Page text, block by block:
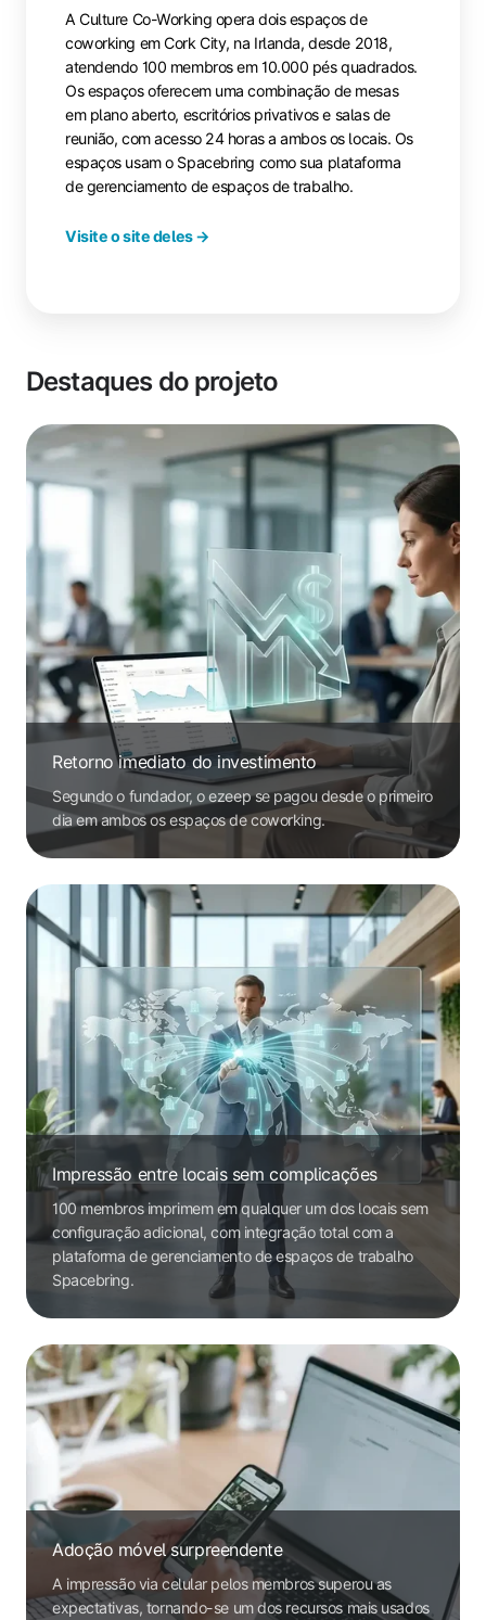
A Culture Co-Working opera dois espaços de
coworking em Cork City, na Irlanda, desde 2018,
atendendo 100 membros em 10.000 pés quadrados.
Os espaços oferecem uma combinação de mesas
em plano aberto, escritórios privativos e salas de
reunião, com acesso 24 horas a ambos os locais. Os
espaços usam o Spacebring como sua plataforma
de gerenciamento de espaços de trabalho.
Visite o site deles →
Destaques do projeto
Retorno imediato do investimento
Segundo o fundador, o ezeep se pagou desde o primeiro
dia em ambos os espaços de coworking.
Impressão entre locais sem complicações
100 membros imprimem em qualquer um dos locais sem
configuração adicional, com integração total com a
plataforma de gerenciamento de espaços de trabalho
Spacebring.
Adoção móvel surpreendente
A impressão via celular pelos membros superou as
expectativas, tornando-se um dos recursos mais usados